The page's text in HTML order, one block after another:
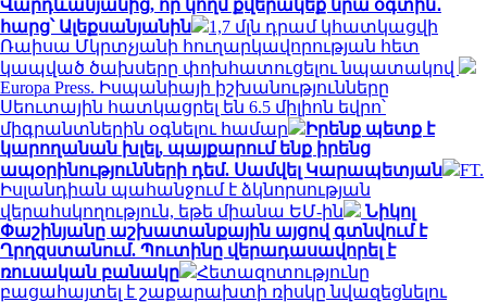
Վարդևանյանից, որ կողմ քվերակեք նրա օգտին․
հարց՝ Ալեքսանյանին
1,7 մլն դրամ կհատկացվի
Ռաիսա Մկրտչյանի հուղարկավորության հետ
կապված ծախսերը փոխհատուցելու նպատակով
Europa Press. Իսպանիայի իշխանությունները
Սեուտային հատկացրել են 6.5 միլիոն եվրո՝
միգրանտներին օգնելու համար
Իրենք պետք է
կարողանան խլել, պայքարում ենք իրենց
ապօրինությունների դեմ. Սամվել Կարապետյան
FT.
Իսլանդիան պահանջում է ձկնորսության
վերահսկողություն, եթե միանա ԵՄ-ին
Նիկոլ
Փաշինյանը աշխատանքային այցով գտնվում է
Ղրղզստանում. Պուտինը վերադասավորել է
ռուսական բանակը
Հետազոտությունը
բացահայտել է շաքարախտի ռիսկը նվազեցնելու